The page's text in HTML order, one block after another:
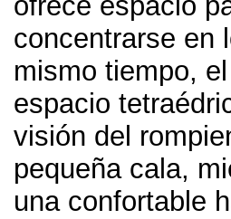
concentrarse en
mismo tiempo,
espacio
visión del
pequeña cala,
una confortable